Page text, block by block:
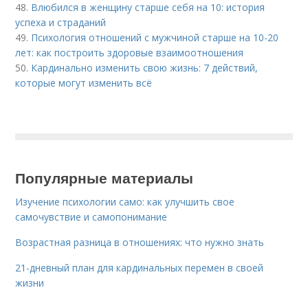
48. Влюбился в женщину старше себя на 10: история
успеха и страданий
49. Психология отношений с мужчиной старше на 10-20
лет: как построить здоровые взаимоотношения
50. Кардинально изменить свою жизнь: 7 действий,
которые могут изменить всё
Популярные материалы
Изучение психологии само: как улучшить свое
самочувствие и самопонимание
Возрастная разница в отношениях: что нужно знать
21-дневный план для кардинальных перемен в своей
жизни